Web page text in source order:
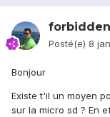
forbidden
Posté(e) 8
Bonjour
Existe t'il un moyen
sur la micro sd ? En